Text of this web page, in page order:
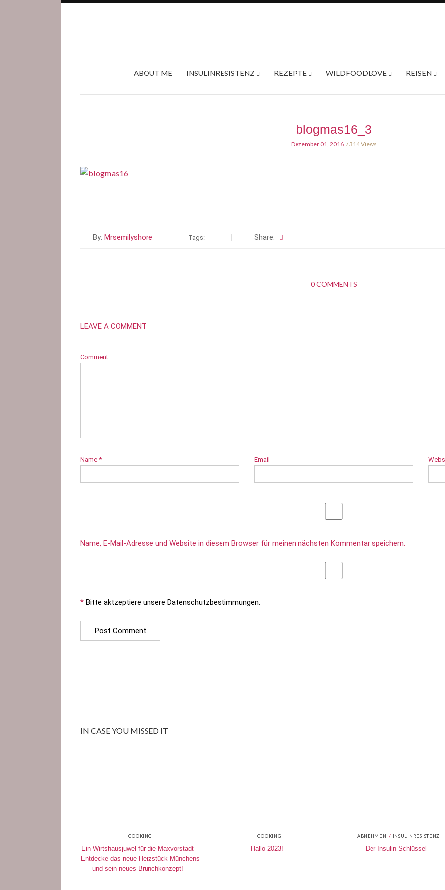
ABOUT ME INSULINRESISTENZ REZEPTE WILDFOODLOVE REISEN
blogmas16_3
Dezember 01, 2016 314 Views
By: Mrsemilyshore Tags: Share:
0 COMMENTS
LEAVE A COMMENT
Comment
Name * Email
Name, E-Mail-Adresse und Website in diesem Browser für meinen nächsten Kommentar speichern.
* Bitte aktzeptiere unsere Datenschutzbestimmungen.
IN CASE YOU MISSED IT
COOKING
Ein Wirtshausjuwel für die Maxvorstadt –
Entdecke das neue Herzstück Münchens
und sein neues Brunchkonzept!
COOKING
Hallo 2023!
ABNEHMEN / INSULINRESISTENZ
Der Insulin Schlüssel